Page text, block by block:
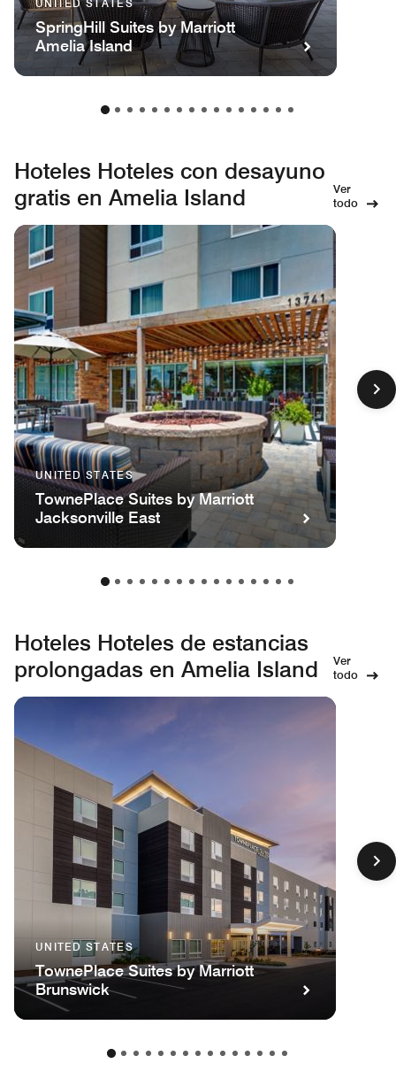
UNITED STATES
SpringHill Suites by Marriott
Amelia Island
Hoteles Hoteles con desayuno
gratis en Amelia Island
Ver
todo
UNITED STATES
TownePlace Suites by Marriott
Jacksonville East
Hoteles Hoteles de estancias
prolongadas en Amelia Island
Ver
todo
UNITED STATES
TownePlace Suites by Marriott
Brunswick